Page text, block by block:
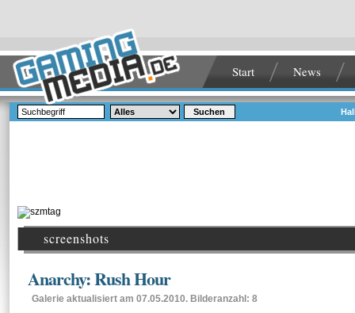
Start News
Suchen
screenshots
Anarchy: Rush Hour
Galerie aktualisiert am 07.05.2010. Bilderanzahl: 8